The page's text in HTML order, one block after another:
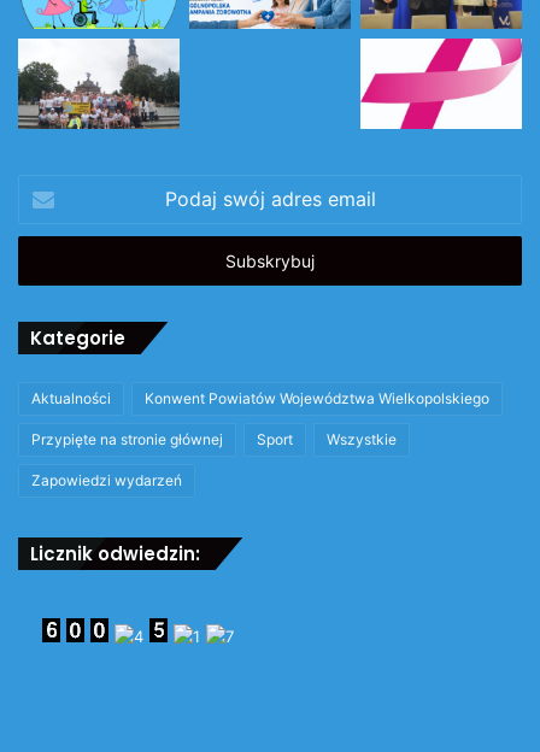
swój
adres
Kategorie
Aktualności Konwent Powiatów Województwa Wielkopolskiego
Przypięte na stronie głównej Sport Wszystkie
Zapowiedzi wydarzeń
Licznik odwiedzin: